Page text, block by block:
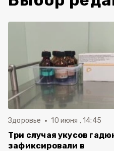
Здоровье 10 июня , 14:45
Три случая укусов
зафиксировали в